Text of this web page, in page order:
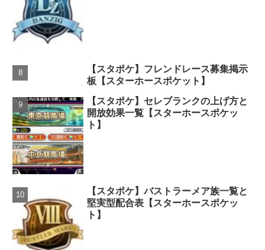
【スタポケ】フレンドレース募集掲示
板【スターホースポケット】
【スタポケ】セレブランクの上げ方と
開放効果一覧【スターホースポケッ
ト】
【スタポケ】バストラーメア族一覧と
堅実型配合表【スターホースポケッ
ト】